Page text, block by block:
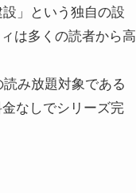
」という独自の設
は多くの読者から高
み放題対象である
なしでシリーズ完